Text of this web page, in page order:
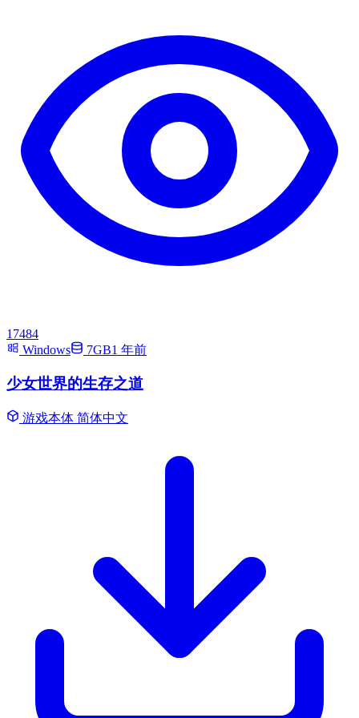
17484
Windows
7GB1 年前
少女世界的生存之道
游戏本体 简体中文